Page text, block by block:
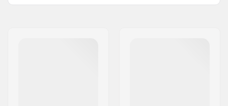
Tipo:
Roller bag